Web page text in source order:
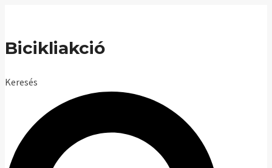
content
Bicikliakció
Keresés